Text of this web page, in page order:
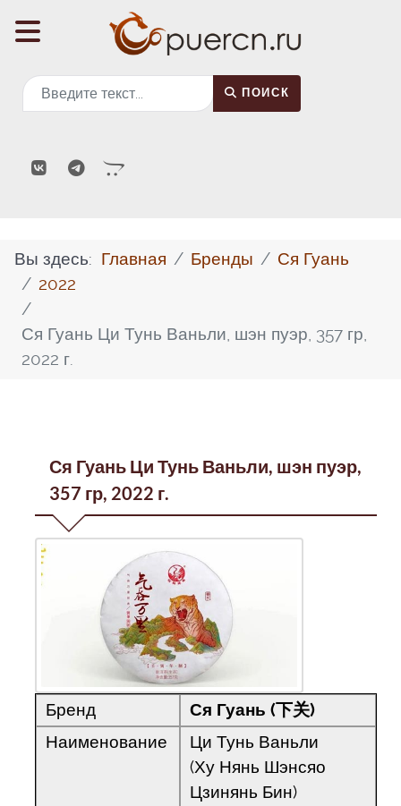
Поиск ПОИСК
Вы здесь: Главная Бренды
Ся Гуань
2022
Ся Гуань Ци Тунь Ваньли, шэн пуэр, 357 гр,
2022 г.
Ся Гуань Ци Тунь Ваньли, шэн пуэр,
357 гр, 2022 г.
Бренд
Ся Гуань (下关)
Наименование
Ци Тунь Ваньли
(Ху Нянь Шэнсяо
Цзинянь Бин)